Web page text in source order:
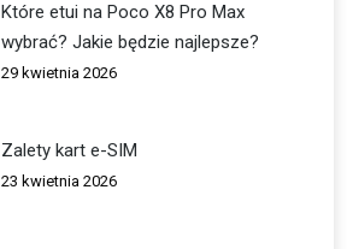
Które etui na Poco X8 Pro Max
wybrać? Jakie będzie najlepsze?
29 kwietnia 2026
Zalety kart e-SIM
23 kwietnia 2026